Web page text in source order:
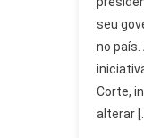
seu
no
Corte,
alterar